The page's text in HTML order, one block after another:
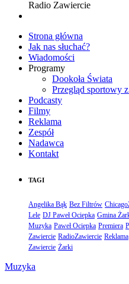
Radio Zawiercie
Strona główna
Jak nas słuchać?
Wiadomości
Programy
Dookoła Świata
Przegląd sportowy
Podcasty
Filmy
Reklama
Zespół
Nadawca
Kontakt
TAGI
Angelika Bąk Bez Filtrów
Lele DJ Paweł Ociepka Gmina
Muzyka Paweł Ociepka Premiera
Zawiercie RadioZawiercie Reklama
Zawiercie Żarki
Muzyka